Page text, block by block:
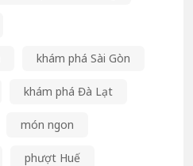
khám phá Sài Gòn
khám phá Đà Lạt
món ngon
phượt Huế